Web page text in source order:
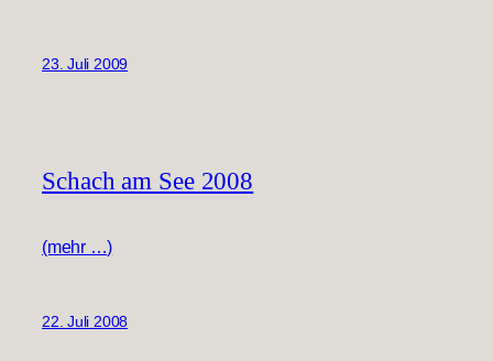
23. Juli 2009
Schach am See 2008
(mehr …)
22. Juli 2008